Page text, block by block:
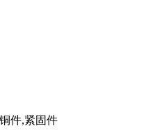
件,紧固件